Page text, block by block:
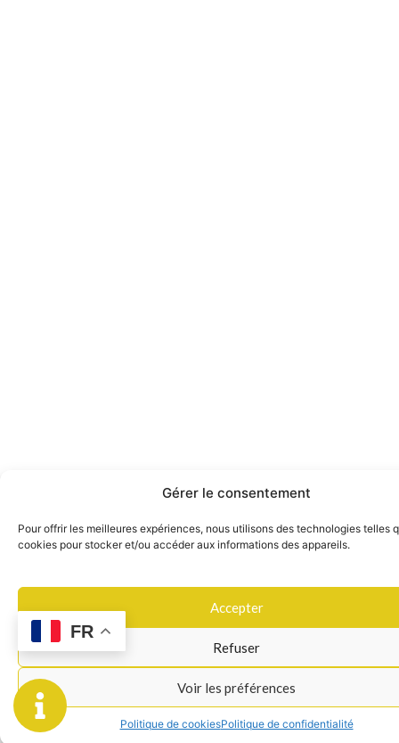
Gérer le consentement
Pour offrir les meilleures expériences, nous utilisons des technologies telles
cookies pour stocker et/ou accéder aux informations des appareils.
Accepter
Refuser
Voir les préférences
Politique de cookiesPolitique de confidentialité
FR